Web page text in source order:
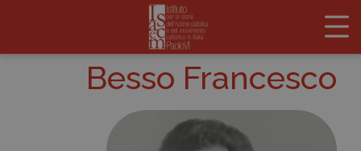
Besso Francesco